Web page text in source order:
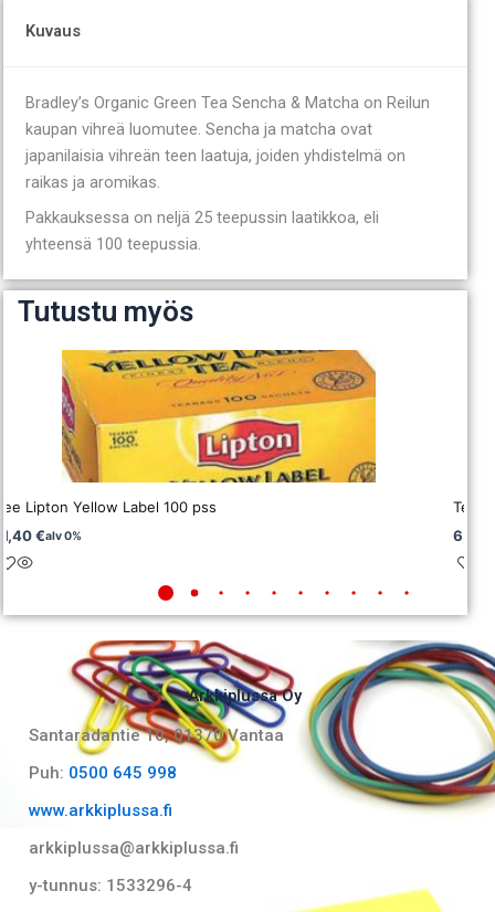
Kuvaus
Bradley’s Organic Green Tea Sencha & Matcha on Reilun
kaupan vihreä luomutee. Sencha ja matcha ovat
japanilaisia vihreän teen laatuja, joiden yhdistelmä on
raikas ja aromikas.
Pakkauksessa on neljä 25 teepussin laatikkoa, eli
yhteensä 100 teepussia.
Tutustu myös
Lipton Yellow Label 100 pss
€alv 0%
Tee
6,40
Arkkiplussa Oy
Santaradantie 10, 01370 Vantaa​
Puh: 0500 645 998
www.arkkiplussa.fi
arkkiplussa@arkkiplussa.fi
y-tunnus: 1533296-4